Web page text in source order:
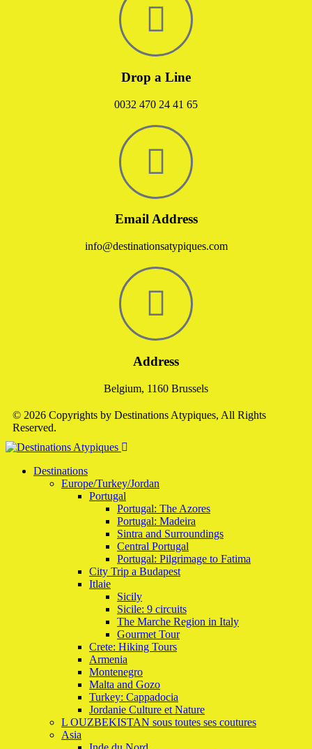
Drop a Line
0032 470 24 41 65
Email Address
info@destinationsatypiques.com
Address
Belgium, 1160 Brussels
© 2026 Copyrights by Destinations Atypiques, All Rights
Reserved.
Destinations
Europe/Turkey/Jordan
Portugal
Portugal: The Azores
Portugal: Madeira
Sintra and Surroundings
Central Portugal
Portugal: Pilgrimage to Fatima
City Trip a Budapest
Itlaie
Sicily
Sicile: 9 circuits
The Marche Region in Italy
Gourmet Tour
Crete: Hiking Tours
Armenia
Montenegro
Malta and Gozo
Turkey: Cappadocia
Jordanie Culture et Nature
L OUZBEKISTAN sous toutes ses coutures
Asia